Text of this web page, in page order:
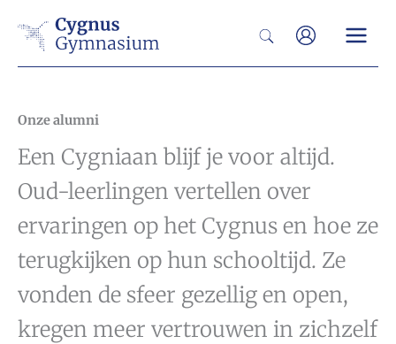
naar
Zoeken
Onze alumni
Een Cygniaan blijf je voor altijd.
Oud-leerlingen vertellen over
ervaringen op het Cygnus en hoe ze
terugkijken op hun schooltijd. Ze
vonden de sfeer gezellig en open,
kregen meer vertrouwen in zichzelf